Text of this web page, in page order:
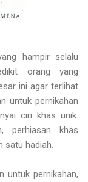
hampir selalu
orang yang
ini agar terlihat
untuk pernikahan
ciri khas unik.
perhiasan khas
satu hadiah.
untuk pernikahan,